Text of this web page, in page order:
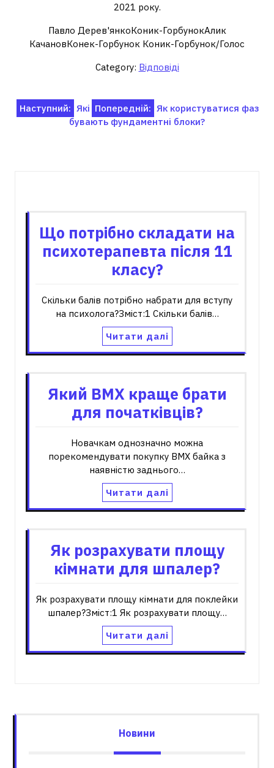
2021 року.
Павло Дерев'янкоКоник-ГорбунокАлик
КачановКонек-Горбунок Коник-Горбунок/Голос
Category: Відповіді
Навігація
записів
Попередній: Як користуватися фаз
Наступний: Які
бувають фундаментні блоки?
Що потрібно складати на
психотерапевта після 11
класу?
Скільки балів потрібно набрати для вступу
на психолога?Зміст:1 Скільки балів…
Читати далі
Який BMX краще брати
для початківців?
Новачкам однозначно можна
порекомендувати покупку BMX байка з
наявністю заднього…
Читати далі
Як розрахувати площу
кімнати для шпалер?
Як розрахувати площу кімнати для поклейки
шпалер?Зміст:1 Як розрахувати площу…
Читати далі
Новини